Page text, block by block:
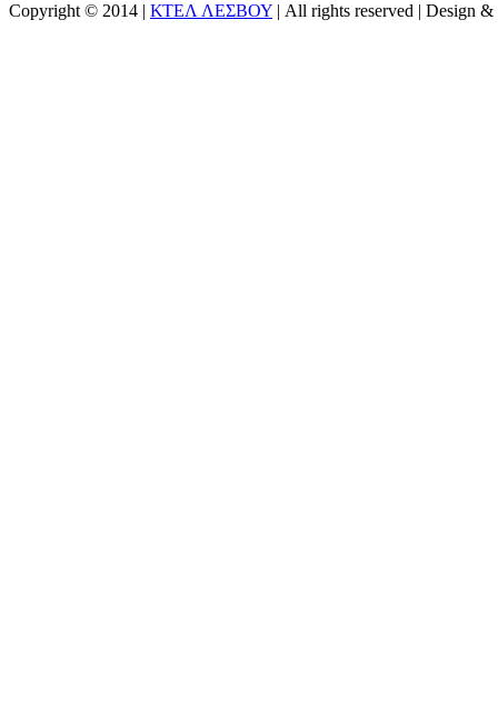
Copyright © 2014 | ΚΤΕΛ ΛΕΣΒΟΥ | All rights reserved | Design &